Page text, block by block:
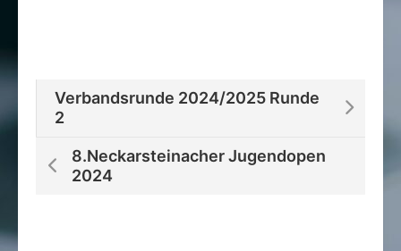
Verbandsrunde 2024/2025 Runde
2
8.Neckarsteinacher Jugendopen
2024